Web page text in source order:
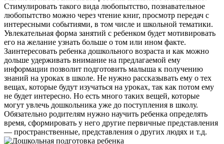
Стимулировать такого вида любопытство, познавательное
любопытство можно через чтение книг, просмотр передач с
интересными событиями, в том числе и школьной тематики.
Увлекательная форма занятий с ребенком будет мотивировать
его на желание узнать больше о том или ином факте.
Заинтересовать ребенка дошкольного возраста и как можно
дольше удерживать внимание на предлагаемой ему
информации позволит подготовить малыша к получению
знаний на уроках в школе. Не нужно рассказывать ему о тех
вещах, которые будут изучаться на уроках, так как потом ему
не будет интересно. Но есть много таких вещей, которые
могут увлечь дошкольника уже до поступления в школу.
Обязательно родителям нужно научить ребенка определять
время, сформировать у него другие первичные представления
— пространственные, представления о других людях и т.д.